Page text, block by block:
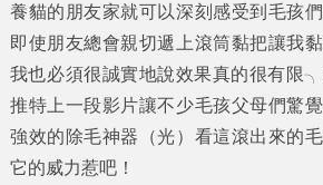
養貓的朋友家就可以深刻感受到毛孩
即使朋友總會親切遞上滾筒黏把讓我
我也必須很誠實地說效果真的很有
推特上一段影片讓不少毛孩父母們驚
強效的 除毛神器
（光）看這滾出來的
它的威力惹吧！